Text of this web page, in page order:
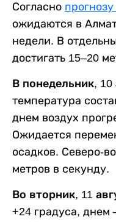
Согласно
ожидаются в
недели. В
достигать 15–20
В понедельник, 10
температура
днем воздух
Ожидается
осадков. Северо-
метров в секунду.
Во вторник, 11
+24 градуса, днем